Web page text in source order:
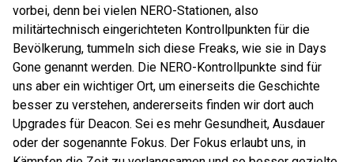
vorbei, denn bei vielen NERO-Stationen, also
militärtechnisch eingerichteten Kontrollpunkten für die
Bevölkerung, tummeln sich diese Freaks, wie sie in Days
Gone genannt werden. Die NERO-Kontrollpunkte sind für
uns aber ein wichtiger Ort, um einerseits die Geschichte
besser zu verstehen, andererseits finden wir dort auch
Upgrades für Deacon. Sei es mehr Gesundheit, Ausdauer
oder der sogenannte Fokus. Der Fokus erlaubt uns, in